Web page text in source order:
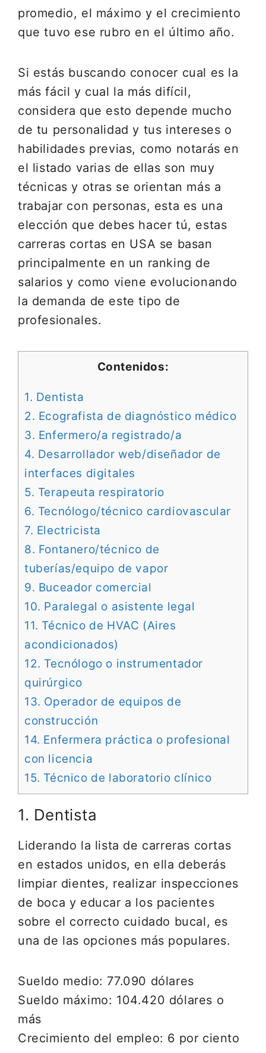
promedio, el máximo y el crecimiento
que tuvo ese rubro en el último año.
Si estás buscando conocer cual es la
más fácil y cual la más difícil,
considera que esto depende mucho
de tu personalidad y tus intereses o
habilidades previas, como notarás en
el listado varias de ellas son muy
técnicas y otras se orientan más a
trabajar con personas, esta es una
elección que debes hacer tú, estas
carreras cortas en USA se basan
principalmente en un ranking de
salarios y como viene evolucionando
la demanda de este tipo de
profesionales.
Contenidos:
1. Dentista
2. Ecografista de diagnóstico médico
3. Enfermero/a registrado/a
4. Desarrollador web/diseñador de
interfaces digitales
5. Terapeuta respiratorio
6. Tecnólogo/técnico cardiovascular
7. Electricista
8. Fontanero/técnico de
tuberías/equipo de vapor
9. Buceador comercial
10. Paralegal o asistente legal
11. Técnico de HVAC (Aires
acondicionados)
12. Tecnólogo o instrumentador
quirúrgico
13. Operador de equipos de
construcción
14. Enfermera práctica o profesional
con licencia
15. Técnico de laboratorio clínico
1. Dentista
Liderando la lista de carreras cortas
en estados unidos, en ella deberás
limpiar dientes, realizar inspecciones
de boca y educar a los pacientes
sobre el correcto cuidado bucal, es
una de las opciones más populares.
Sueldo medio: 77.090 dólares
Sueldo máximo: 104.420 dólares o
más
Crecimiento del empleo: 6 por ciento